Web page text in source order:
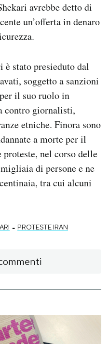
avrebbe detto di
un’offerta in denaro
è stato presieduto dal
soggetto a sanzioni
il suo ruolo in
contro giornalisti,
etniche. Finora sono
a morte per il
nel corso delle
di persone e ne
tra cui alcuni
- PROTESTE IRAN